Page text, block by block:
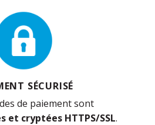
SÉCURISÉ
de paiement sont
et cryptées HTTPS/SSL.